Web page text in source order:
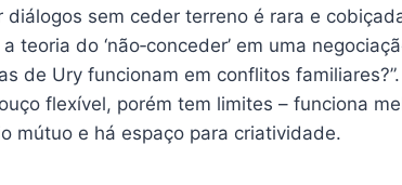
sem ceder terreno é rara e
teoria do ‘não‑conceder’ em uma
de Ury funcionam em conflitos
flexível, porém tem limites – funciona
mútuo e há espaço para criatividade.